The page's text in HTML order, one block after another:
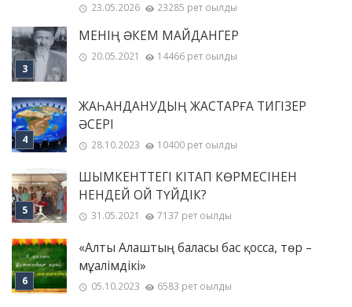
23.05.2026 23285 рет оқылды
МЕНІҢ ƏКЕМ МАЙДАНГЕР
20.05.2021 14466 рет оқылды
ЖАҺАНДАНУДЫҢ ЖАСТАРҒА ТИГІЗЕР
ӘСЕРІ
28.10.2023 10400 рет оқылды
ШЫМКЕНТТЕГІ КІТАП КӨРМЕСІНЕН
НЕНДЕЙ ОЙ ТҮЙДІК?
31.05.2021 7137 рет оқылды
«Алты Алаштың баласы бас қосса, төр –
мұғалімдікі»
05.10.2023 6583 рет оқылды